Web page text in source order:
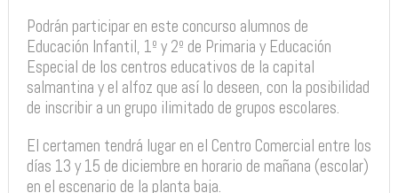
Podrán participar en este concurso alumnos de
Educación Infantil, 1º y 2º de Primaria y Educación
Especial de los centros educativos de la capital
salmantina y el alfoz que así lo deseen, con la posibilidad
de inscribir a un grupo ilimitado de grupos escolares.
El certamen tendrá lugar en el Centro Comercial entre los
días 13 y 15 de diciembre en horario de mañana (escolar)
en el escenario de la planta baja.